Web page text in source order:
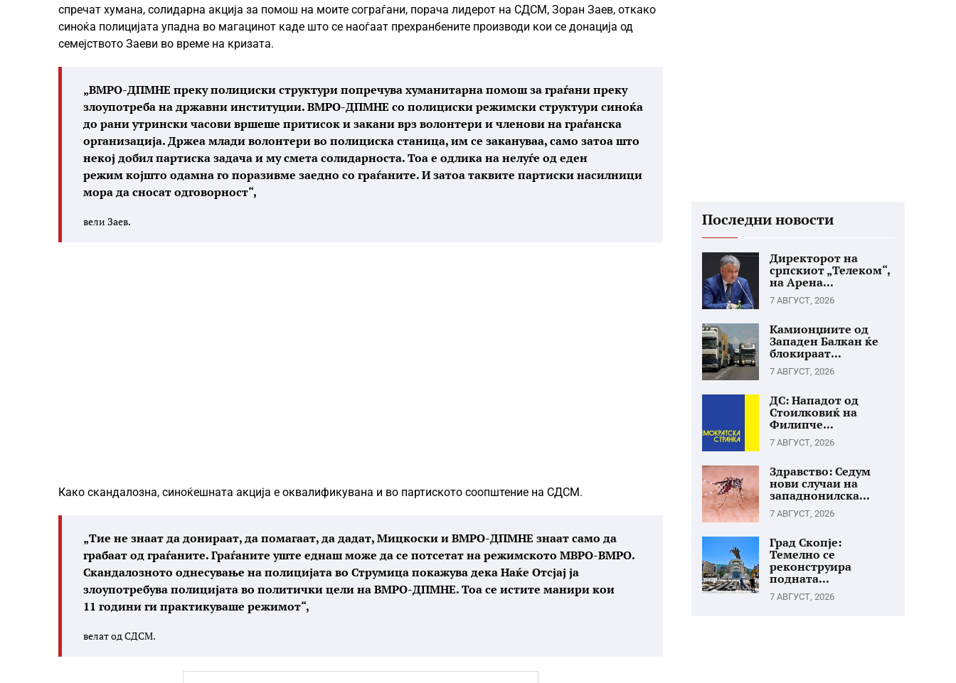
спречат хумана, солидарна акција за помош на моите сограѓани, порача лидерот на СДСМ, Зоран Заев, откако
синоќа полицијата упадна во магацинот каде што се наоѓаат прехранбените производи кои се донација од
семејството Заеви во време на кризата.
„ВМРО-ДПМНЕ преку полициски структури попречува хуманитарна помош за граѓани преку
злоупотреба на државни институции. ВМРО-ДПМНЕ со полициски режимски структури синоќа
до рани утрински часови вршеше притисок и закани врз волонтери и членови на граѓанска
организација. Држеа млади волонтери во полициска станица, им се закануваа, само затоа што
некој добил партиска задача и му смета солидарноста. Тоа е одлика на нелуѓе од еден
режим којшто одамна го поразивме заедно со граѓаните. И затоа таквите партиски насилници
мора да сносат одговорност“,
вели Заев.
Како скандалозна, синоќешната акција е оквалификувана и во партиското соопштение на СДСМ.
„Тие не знаат да донираат, да помагаат, да дадат, Мицкоски и ВМРО-ДПМНЕ знаат само да
грабаат од граѓаните. Граѓаните уште еднаш може да се потсетат на режимското МВРО-ВМРО.
Скандалозното однесување на полицијата во Струмица покажува дека Наќе Отсјај ја
злоупотребува полицијата во политички цели на ВМРО-ДПМНЕ. Тоа се истите манири кои
11 години ги практикуваше режимот“,
велат од СДСМ.
Последни новости
Директорот на
српскиот „Телеком“,
на Арена...
7 АВГУСТ, 2026
Камионџиите од
Западен Балкан ќе
блокираат...
7 АВГУСТ, 2026
ДС: Нападот од
Стоилковиќ на
Филипче...
7 АВГУСТ, 2026
Здравство: Седум
нови случаи на
западнонилска...
7 АВГУСТ, 2026
Град Скопје:
Темелно се
реконструира
подната...
7 АВГУСТ, 2026